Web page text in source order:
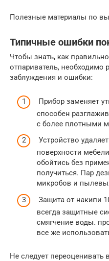
Полезные материалы по
Типичные ошибки
Чтобы знать, как
отпариватель, необходимо
заблуждения и ошибки:
Прибор заменяет
способен
с более плотными
Устройство
поверхности
обойтись без
получиться. Пар
микробов и
Защита от накипи
всегда защитные
смягчение воды.
все же
Не следует переоценивать